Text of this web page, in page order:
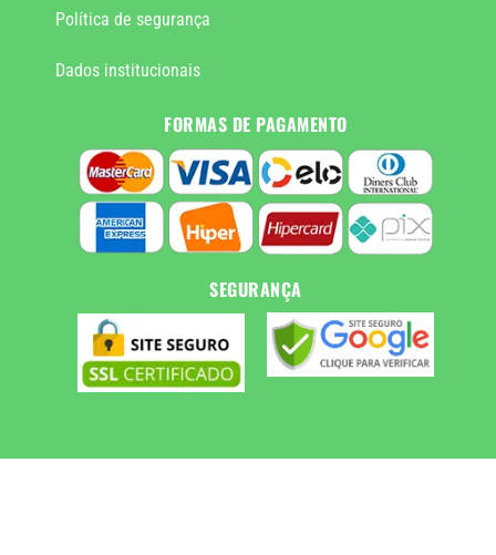
Política de segurança
Dados institucionais
FORMAS DE PAGAMENTO
SEGURANÇA